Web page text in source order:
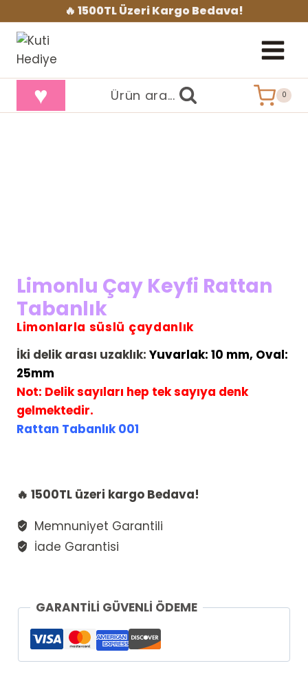
geç
🔥 1500TL Üzeri Kargo Bedava!
♥ Ürün ara... 0
Limonlu Çay Keyfi Rattan
Tabanlık
Limonlarla süslü çaydanlık
İki delik arası uzaklık: Yuvarlak: 10 mm, Oval:
25mm
Not: Delik sayıları hep tek sayıya denk
gelmektedir.
Rattan Tabanlık 001
🔥 1500TL üzeri kargo Bedava!
Memnuniyet Garantili
İade Garantisi
GARANTİLİ GÜVENLİ ÖDEME